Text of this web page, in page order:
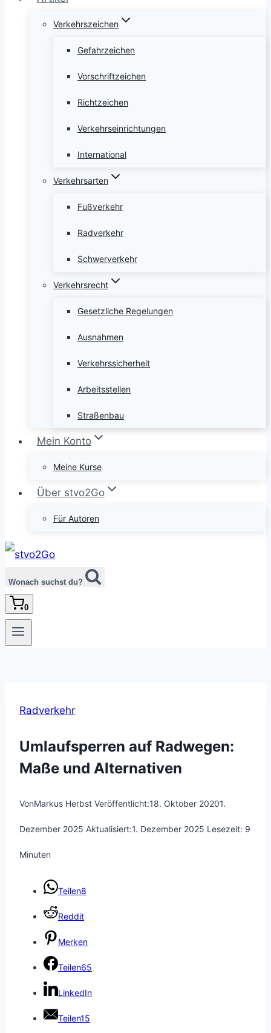
Verkehrszeichen
Gefahrzeichen
Vorschriftzeichen
Richtzeichen
Verkehrseinrichtungen
International
Verkehrsarten
Fußverkehr
Radverkehr
Schwerverkehr
Verkehrsrecht
Gesetzliche Regelungen
Ausnahmen
Verkehrssicherheit
Arbeitsstellen
Straßenbau
Mein Konto
Meine Kurse
Über stvo2Go
Für Autoren
Wonach suchst du?
0
Radverkehr
Umlaufsperren auf Radwegen:
Maße und Alternativen
VonMarkus Herbst Veröffentlicht:18. Oktober 20201.
Dezember 2025 Aktualisiert:1. Dezember 2025 Lesezeit: 9
Minuten
Teilen8
Reddit
Merken
Teilen65
LinkedIn
Teilen15